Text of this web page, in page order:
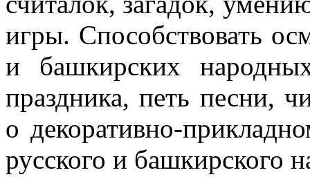
игры. Способствовать
и башкирских
праздника, петь песни,
о декоративно-
русского и башкирского